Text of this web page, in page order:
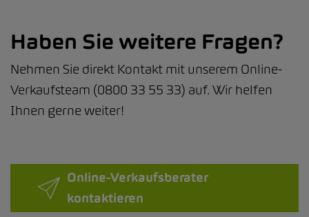
Haben Sie weitere Fragen?
Nehmen Sie direkt Kontakt mit unserem Online-
Verkaufsteam (0800 33 55 33) auf. Wir helfen
Ihnen gerne weiter!
Online-Verkaufsberater
kontaktieren